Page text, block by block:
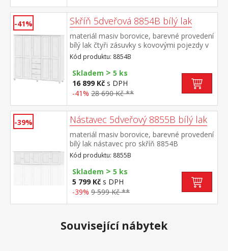
-41% Skříň 5dveřová 8854B bílý lak
materiál masiv borovice, barevné provedení
bílý lak čtyři zásuvky s kovovými pojezdy v
levé části dvě šatní tyče, ve střední části 1
police a v pravé části 3 police doporučený
nástavec 8855B
Kód produktu: 8854B
Skladem > 5 ks
16 899 Kč s DPH
-41% 28 690 Kč **
-39% Nástavec 5dveřový 8855B bílý lak
materiál masiv borovice, barevné provedení
bílý lak nástavec pro skříň 8854B
Kód produktu: 8855B
Skladem > 5 ks
5 799 Kč s DPH
-39% 9 599 Kč **
Související nábytek